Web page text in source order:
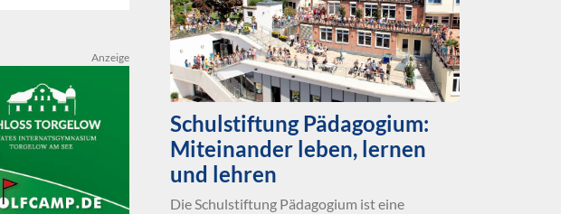
Anzeige
Schulstiftung Pädagogium:
Miteinander leben, lernen
und lehren
Die Schulstiftung Pädagogium ist eine